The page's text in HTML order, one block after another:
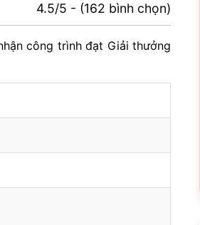
4.5/5 - (162 bình chọn)
công trình đạt Giải thưởng